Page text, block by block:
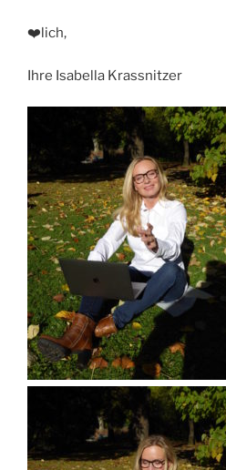
❤️lich,
Ihre Isabella Krassnitzer